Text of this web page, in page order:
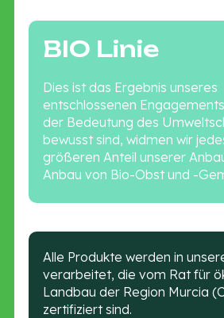
BIO Linie
Dies ist das Ergebnis unseres
entschlossenen
der Bedeutung des
bewusst sind, widmen wir
größeren Anteil unserer
Anbau von Bio-Obst und -
Alle Produkte werden in
verarbeitet, die vom Rat für
Landbau der Region Murcia
zertifiziert sind.